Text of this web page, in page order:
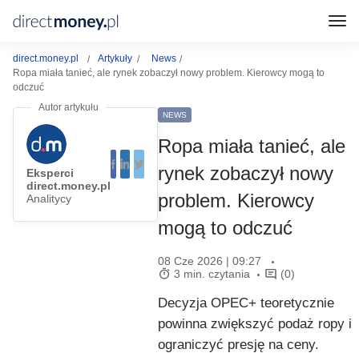
direct.money.pl Artykuły
News
Ropa miała tanieć, ale rynek zobaczył nowy problem. Kierowcy mogą to
odczuć
Eksperci
direct.money.pl
Analitycy
NEWS
Ropa miała tanieć, ale
rynek zobaczył nowy
problem. Kierowcy
mogą to odczuć
08 Cze 2026 | 09:27
3 min. czytania
(0)
Decyzja OPEC+ teoretycznie
powinna zwiększyć podaż ropy i
ograniczyć presję na ceny.